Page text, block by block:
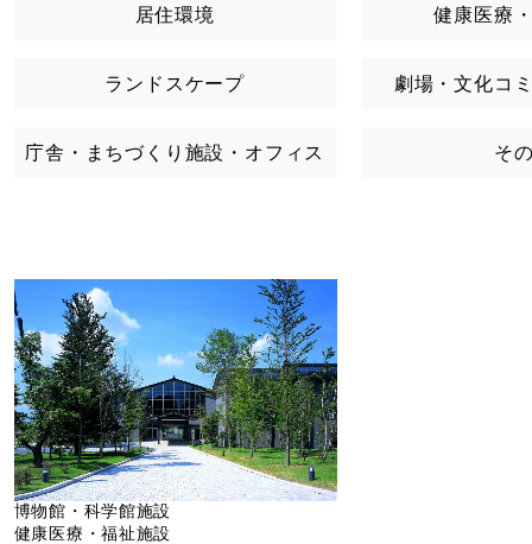
居住環境 健康医療
ランドスケープ 劇場・文化コ
庁舎・まちづくり施設・オフィス そ
博物館・科学館施設
健康医療・福祉施設